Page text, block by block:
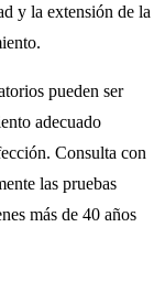
y la extensión de la
pueden ser
adecuado
Consulta con
las pruebas
más de 40 años